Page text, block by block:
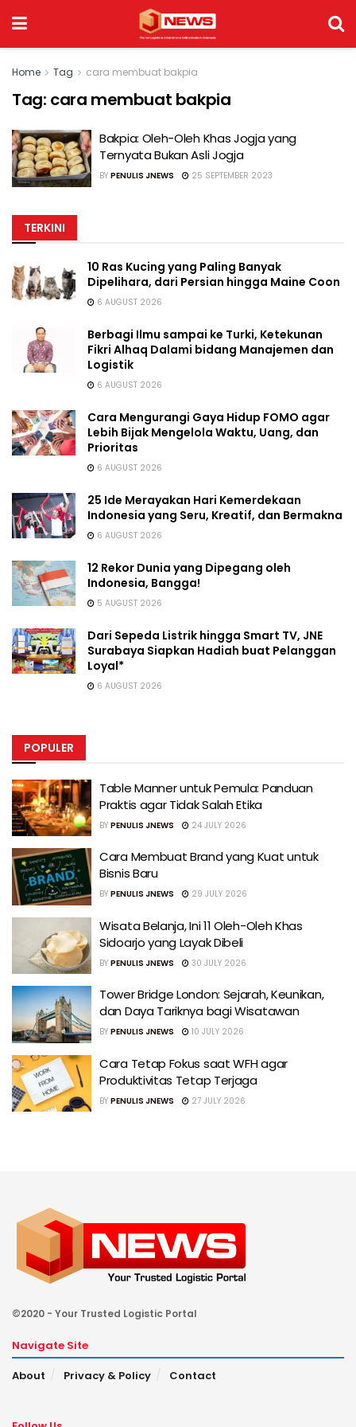
Home Tag cara membuat bakpia
Tag: cara membuat bakpia
Bakpia: Oleh-Oleh Khas Jogja yang
Ternyata Bukan Asli Jogja
BY PENULIS JNEWS 25 SEPTEMBER 2023
TERKINI
10 Ras Kucing yang Paling Banyak
Dipelihara, dari Persian hingga Maine Coon
6 AUGUST 2026
Berbagi Ilmu sampai ke Turki, Ketekunan
Fikri Alhaq Dalami bidang Manajemen dan
Logistik
6 AUGUST 2026
Cara Mengurangi Gaya Hidup FOMO agar
Lebih Bijak Mengelola Waktu, Uang, dan
Prioritas
6 AUGUST 2026
25 Ide Merayakan Hari Kemerdekaan
Indonesia yang Seru, Kreatif, dan Bermakna
6 AUGUST 2026
12 Rekor Dunia yang Dipegang oleh
Indonesia, Bangga!
5 AUGUST 2026
Dari Sepeda Listrik hingga Smart TV, JNE
Surabaya Siapkan Hadiah buat Pelanggan
Loyal*
6 AUGUST 2026
POPULER
Table Manner untuk Pemula: Panduan
Praktis agar Tidak Salah Etika
BY PENULIS JNEWS 24 JULY 2026
Cara Membuat Brand yang Kuat untuk
Bisnis Baru
BY PENULIS JNEWS 29 JULY 2026
Wisata Belanja, Ini 11 Oleh-Oleh Khas
Sidoarjo yang Layak Dibeli
BY PENULIS JNEWS 30 JULY 2026
Tower Bridge London: Sejarah, Keunikan,
dan Daya Tariknya bagi Wisatawan
BY PENULIS JNEWS 10 JULY 2026
Cara Tetap Fokus saat WFH agar
Produktivitas Tetap Terjaga
BY PENULIS JNEWS 27 JULY 2026
©2020 - Your Trusted Logistic Portal
Navigate Site
About
Privacy & Policy Contact